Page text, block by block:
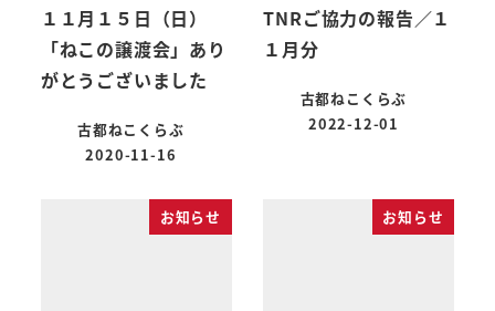
１１月１５日（日）
「ねこの譲渡会」あり
がとうございました
古都ねこくらぶ
2020-11-16
TNRご協力の報告／１
１月分
古都ねこくらぶ
2022-12-01
お知らせ お知らせ